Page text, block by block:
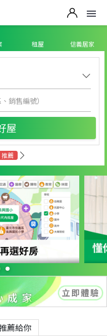
租屋 信義居家
屋
推薦
薦給你